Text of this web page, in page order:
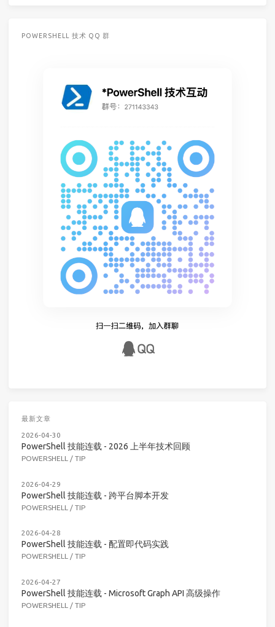
POWERSHELL 技术 QQ 群
最新文章
2026-04-30
PowerShell 技能连载 - 2026 上半年技术回顾
POWERSHELL / TIP
2026-04-29
PowerShell 技能连载 - 跨平台脚本开发
POWERSHELL / TIP
2026-04-28
PowerShell 技能连载 - 配置即代码实践
POWERSHELL / TIP
2026-04-27
PowerShell 技能连载 - Microsoft Graph API 高级操作
POWERSHELL / TIP